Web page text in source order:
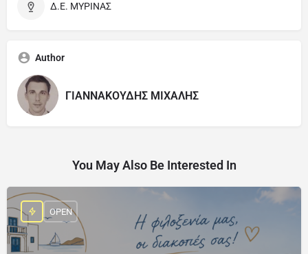
Δ.Ε. ΜΥΡΙΝΑΣ
Author
ΓΙΑΝNΑΚΟΥΔΗΣ ΜΙΧΑΛΗΣ
You May Also Be Interested In
OPEN